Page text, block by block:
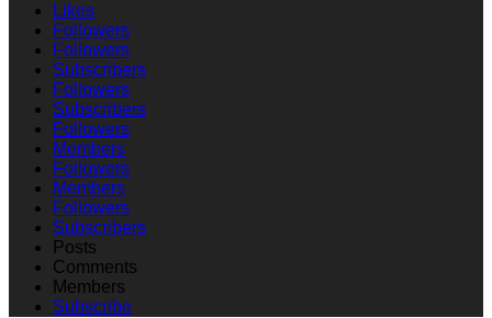
Likes
Followers
Followers
Subscribers
Followers
Subscribers
Followers
Members
Followers
Members
Followers
Subscribers
Posts
Comments
Members
Subscribe